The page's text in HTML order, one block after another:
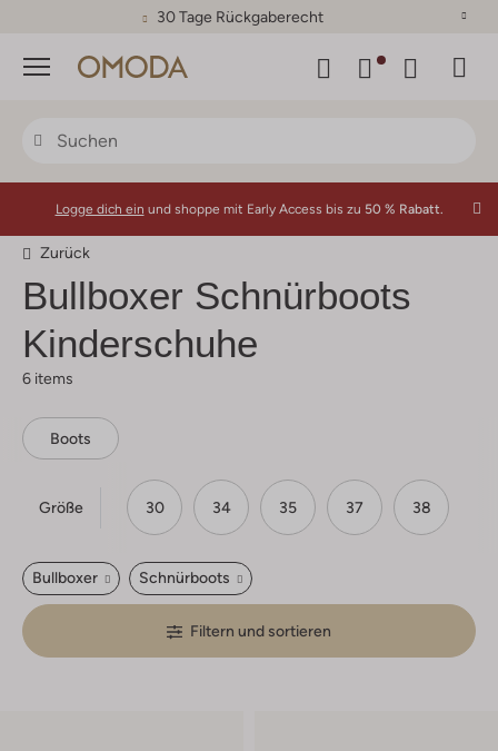
30 Tage Rückgaberecht
Menü
Logge dich ein und shoppe mit Early Access bis zu 50 % Rabatt.
Zurück
Bullboxer Schnürboots
Kinderschuhe
6 items
Boots
Größe 30 34 35 37 38
Bullboxer Schnürboots
Filtern und sortieren